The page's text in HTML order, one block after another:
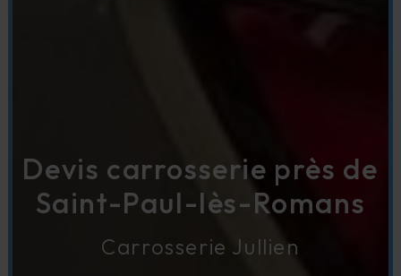
Devis carrosserie près de
Saint-Paul-lès-Romans
Carrosserie Jullien